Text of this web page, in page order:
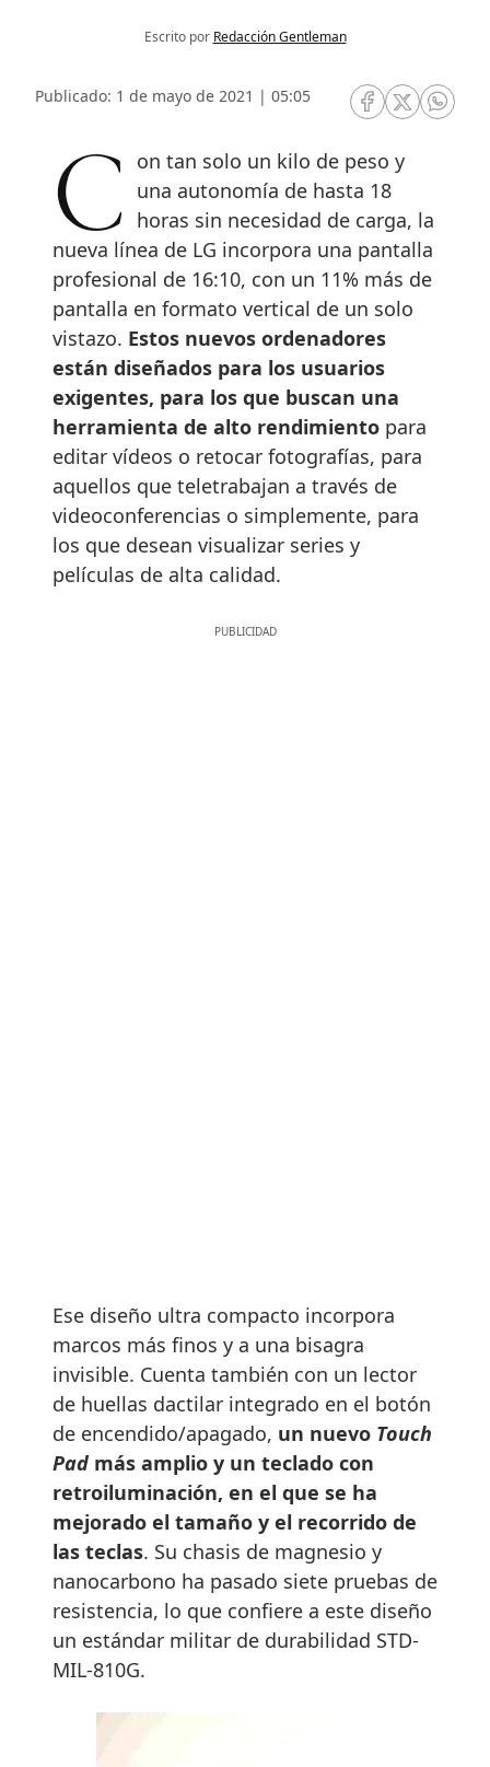
Escrito por Redacción Gentleman
Publicado: 1 de mayo de 2021 | 05:05
RRSS Facebook
RRSSRRSS
Con tan solo un kilo de peso y
una autonomía de hasta 18
horas sin necesidad de carga, la
nueva línea de LG incorpora una pantalla
profesional de 16:10, con un 11% más de
pantalla en formato vertical de un solo
vistazo. Estos nuevos ordenadores
están diseñados para los usuarios
exigentes, para los que buscan una
herramienta de alto rendimiento para
editar vídeos o retocar fotografías, para
aquellos que teletrabajan a través de
videoconferencias o simplemente, para
los que desean visualizar series y
películas de alta calidad.
Ese diseño ultra compacto incorpora
marcos más finos y a una bisagra
invisible. Cuenta también con un lector
de huellas dactilar integrado en el botón
de encendido/apagado, un nuevo Touch
Pad más amplio y un teclado con
retroiluminación, en el que se ha
mejorado el tamaño y el recorrido de
las teclas. Su chasis de magnesio y
nanocarbono ha pasado siete pruebas de
resistencia, lo que confiere a este diseño
un estándar militar de durabilidad STD-
MIL-810G.